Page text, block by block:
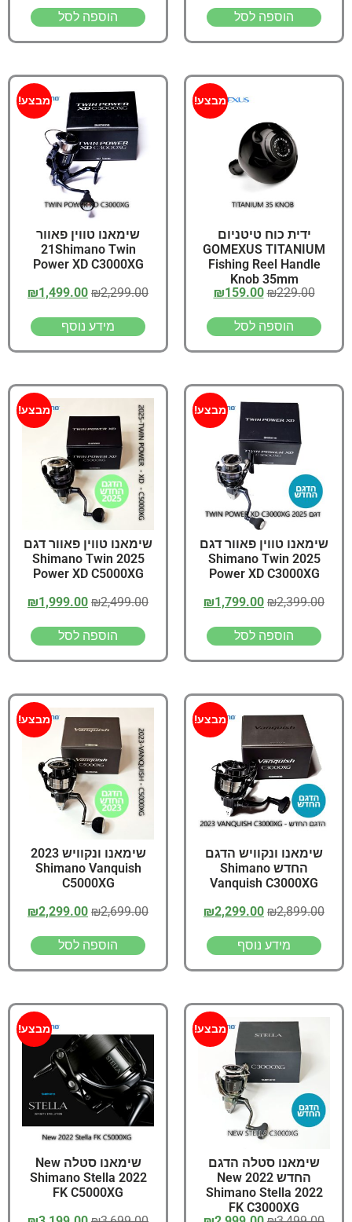
הוספה לסל הוספה לסל
מבצע!
ידית כוח טיטניום
GOMEXUS TITANIUM
Fishing Reel Handle
Knob 35mm
₪229.00
₪159.00
הוספה לסל
מבצע!
שימאנו טווין פאוור
21Shimano Twin
Power XD C3000XG
₪2,299.00
₪1,499.00
מידע נוסף
מבצע!
שימאנו טווין פאוור דגם
2025 Shimano Twin
Power XD C3000XG
₪2,399.00
₪1,799.00
הוספה לסל
מבצע!
שימאנו טווין פאוור דגם
2025 Shimano Twin
Power XD C5000XG
₪2,499.00
₪1,999.00
הוספה לסל
מבצע!
שימאנו ונקוויש הדגם
החדש Shimano
Vanquish C3000XG
₪2,899.00
₪2,299.00
מידע נוסף
מבצע!
שימאנו ונקוויש 2023
Shimano Vanquish
C5000XG
₪2,699.00
₪2,299.00
הוספה לסל
מבצע!
שימאנו סטלה הדגם
החדש 2022 New
Shimano Stella 2022
FK C3000XG
מבצע!
שימאנו סטלה New
Shimano Stella 2022
FK C5000XG